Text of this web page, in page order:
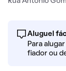
Aluguel
Para
fiador ou